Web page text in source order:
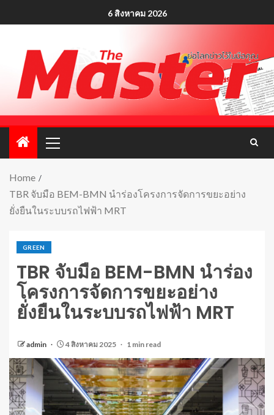
6 สิงหาคม 2026
Home
TBR จับมือ BEM-BMN นำร่องโครงการจัดการขยะอย่าง
ยั่งยืนในระบบรถไฟฟ้า MRT
GREEN
TBR จับมือ BEM-BMN นำร่อง
โครงการจัดการขยะอย่าง
ยั่งยืนในระบบรถไฟฟ้า MRT
admin 4 สิงหาคม 2025 1 min read